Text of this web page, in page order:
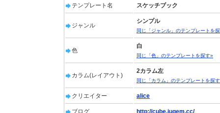
テンプレート名 スケッチブック
ジャンル
シンプル
同じ「ジャンル」のテンプレートを
色
白
同じ「色」のテンプレートを探す»
カラム(レイアウト)
2カラム左
同じ「カラム」のテンプレートを探
クリエイター alice
ブログ http://cube.jugem.cc/